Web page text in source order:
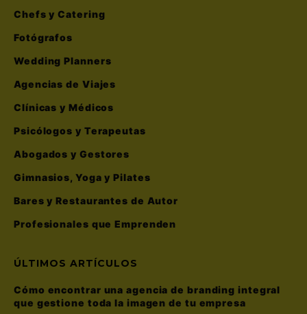
Chefs y Catering
Fotógrafos
Wedding Planners
Agencias de Viajes
Clínicas y Médicos
Psicólogos y Terapeutas
Abogados y Gestores
Gimnasios, Yoga y Pilates
Bares y Restaurantes de Autor
Profesionales que Emprenden
ÚLTIMOS ARTÍCULOS
Cómo encontrar una agencia de branding integral
que gestione toda la imagen de tu empresa